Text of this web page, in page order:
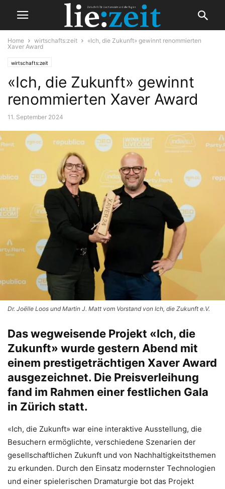
Home wirtschafts:zeit
«Ich, die Zukunft» gewinnt renommierten
Xaver Award
wirtschafts:zeit
«Ich, die Zukunft» gewinnt
renommierten Xaver Award
11. September 2024
Dr. Joëlle Loos und Martin J. Matt vom Vorstand von Ich, die Zukunft e.V.
Das wegweisende Projekt «Ich, die
Zukunft» wurde gestern Abend mit
einem prestigeträchtigen Xaver Award
ausgezeichnet. Die Preisverleihung
fand im Rahmen einer festlichen Gala
in Zürich statt.
«Ich, die Zukunft» war eine interaktive Ausstellung, die
Besuchern ermöglichte, verschiedene Szenarien der
gesellschaftlichen Zukunft und von Nachhaltigkeitsthemen
zu erkunden. Durch den Einsatz modernster Technologien
und einer spielerischen Dramaturgie bot das Projekt